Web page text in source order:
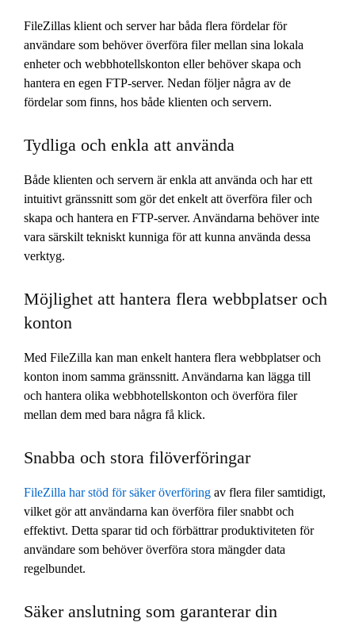
FileZillas klient och server har båda flera fördelar för
användare som behöver överföra filer mellan sina lokala
enheter och webbhotellskonton eller behöver skapa och
hantera en egen FTP-server. Nedan följer några av de
fördelar som finns, hos både klienten och servern.
Tydliga och enkla att använda
Både klienten och servern är enkla att använda och har ett
intuitivt gränssnitt som gör det enkelt att överföra filer och
skapa och hantera en FTP-server. Användarna behöver inte
vara särskilt tekniskt kunniga för att kunna använda dessa
verktyg.
Möjlighet att hantera flera webbplatser och
konton
Med FileZilla kan man enkelt hantera flera webbplatser och
konton inom samma gränssnitt. Användarna kan lägga till
och hantera olika webbhotellskonton och överföra filer
mellan dem med bara några få klick.
Snabba och stora filöverföringar
FileZilla har stöd för säker överföring av flera filer samtidigt,
vilket gör att användarna kan överföra filer snabbt och
effektivt. Detta sparar tid och förbättrar produktiviteten för
användare som behöver överföra stora mängder data
regelbundet.
Säker anslutning som garanterar din